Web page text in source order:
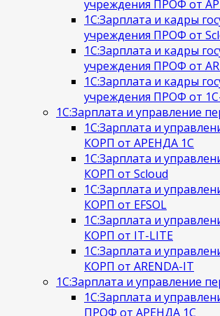
учреждения ПРОФ от
1С:Зарплата и кадры
учреждения ПРОФ от
1С:Зарплата и кадры
учреждения ПРОФ от
1С:Зарплата и кадры
учреждения ПРОФ от
1С:Зарплата и управление
1С:Зарплата и
КОРП от АРЕНДА 1С
1С:Зарплата и
КОРП от Scloud
1С:Зарплата и
КОРП от EFSOL
1С:Зарплата и
КОРП от IT-LITE
1С:Зарплата и
КОРП от ARENDA-IT
1С:Зарплата и управление
1С:Зарплата и
ПРОФ от АРЕНДА 1С